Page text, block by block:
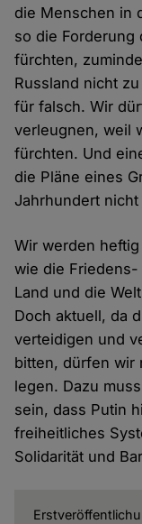
die Menschen in
so die Forderung
fürchten,
Russland nicht
für falsch. Wir
verleugnen, weil
fürchten. Und
die Pläne eines
Jahrhundert
Wir werden
wie die
Land und die
Doch aktuell, da
verteidigen und
bitten, dürfen wir
legen. Dazu
sein, dass Putin
freiheitliches
Solidarität und